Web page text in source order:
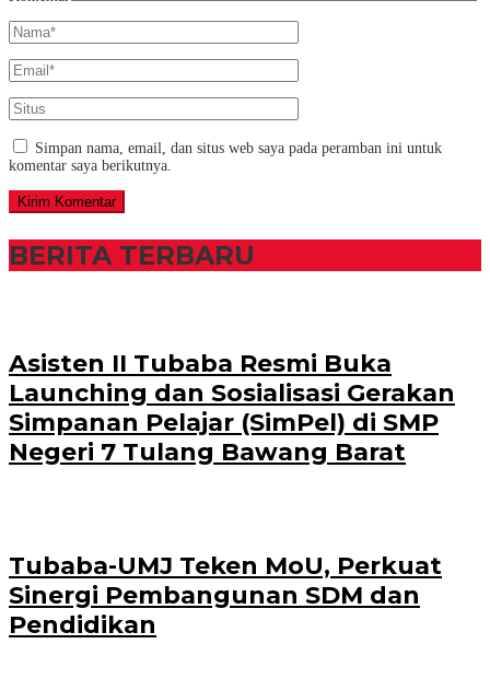
Simpan nama, email, dan situs web saya pada peramban ini untuk
komentar saya berikutnya.
BERITA TERBARU
Asisten II Tubaba Resmi Buka
Launching dan Sosialisasi Gerakan
Simpanan Pelajar (SimPel) di SMP
Negeri 7 Tulang Bawang Barat
Tubaba-UMJ Teken MoU, Perkuat
Sinergi Pembangunan SDM dan
Pendidikan